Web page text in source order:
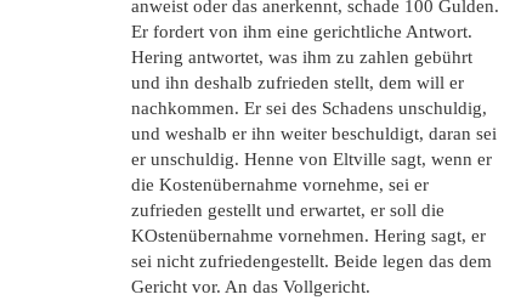
anweist oder das anerkennt, schade 100 Gulden.
Er fordert von ihm eine gerichtliche Antwort.
Hering antwortet, was ihm zu zahlen gebührt
und ihn deshalb zufrieden stellt, dem will er
nachkommen. Er sei des Schadens unschuldig,
und weshalb er ihn weiter beschuldigt, daran sei
er unschuldig. Henne von Eltville sagt, wenn er
die Kostenübernahme vornehme, sei er
zufrieden gestellt und erwartet, er soll die
KOstenübernahme vornehmen. Hering sagt, er
sei nicht zufriedengestellt. Beide legen das dem
Gericht vor. An das Vollgericht.